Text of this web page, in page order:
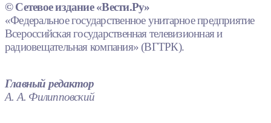
© Сетевое издание «Вести.Ру»
«Федеральное государственное унитарное предприятие
Всероссийская государственная телевизионная и
радиовещательная компания» (ВГТРК).
Главный редактор
А. А. Филипповский